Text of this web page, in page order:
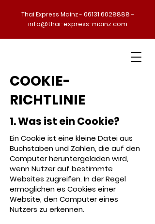
Thai Express Mainz - 06131 6028888 -
info@thai-express-mainz.com
COOKIE-
RICHTLINIE
1. Was ist ein Cookie?
Ein Cookie ist eine kleine Datei aus
Buchstaben und Zahlen, die auf den
Computer heruntergeladen wird,
wenn Nutzer auf bestimmte
Websites zugreifen. In der Regel
ermöglichen es Cookies einer
Website, den Computer eines
Nutzers zu erkennen.